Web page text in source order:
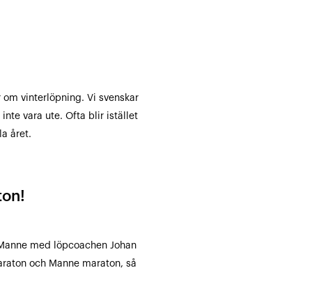
vinterlöpning. Vi svenskar
vara ute. Ofta blir istället
året.
med löpcoachen Johan
och Manne maraton, så